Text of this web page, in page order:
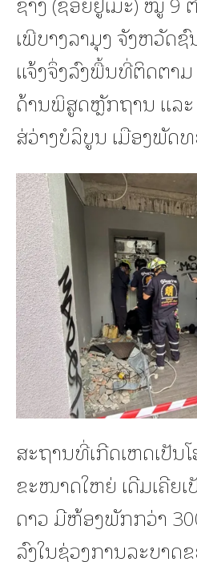
ເພີບາງລາມຸງ ຈັງຫວັດ
ແຈ້ງຈຶ່ງລົງພື້ນທີ່ຕິດຕາ
ດ້ານພິສູດຫຼັກຖານ ແລ
ສ່ວ່າງບໍລິບູນ ເມືອງພັດ
ສະຖານທີ່ເກີດເຫດເປັນ
ຂະໜາດໃຫຍ່ ເດີມເຄີຍ
ດາວ ມີຫ້ອງພັກກວ່າ
ລົງໃນຊ່ວງການລະບາດ